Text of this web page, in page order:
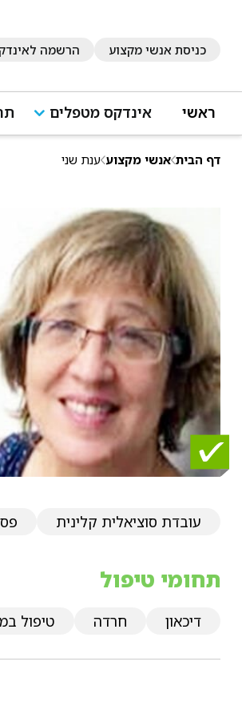
כניסת אנשי מקצוע הרשמה
ראשי אינדקס מטפלים
דף הבית אנשי מקצוע ענת שני
עובדת סוציאלית קלינית
תחומי טיפול
דיכאון חרדה טיפול